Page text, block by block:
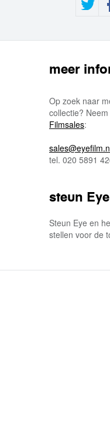
meer
Op zoek naar
collectie?
Filmsales:
tel. 020 5891
steun Eye
Steun Eye en
stellen voor de